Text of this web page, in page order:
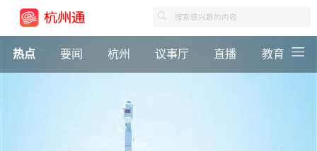
热点 要闻 杭州 议事厅 直播 教育